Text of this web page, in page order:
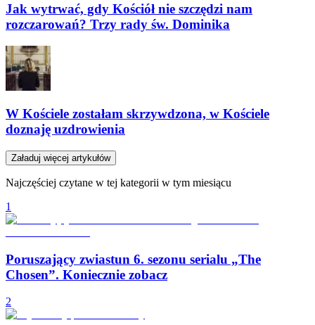
Jak wytrwać, gdy Kościół nie szczędzi nam
rozczarowań? Trzy rady św. Dominika
W Kościele zostałam skrzywdzona, w Kościele
doznaję uzdrowienia
Załaduj więcej artykułów
Najczęściej czytane w tej kategorii w tym miesiącu
1
Poruszający zwiastun 6. sezonu serialu „The
Chosen”. Koniecznie zobacz
2